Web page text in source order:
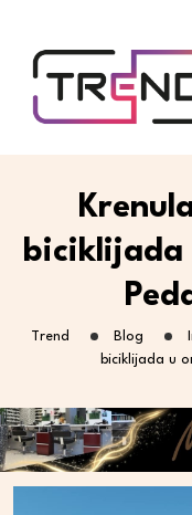
biciklijada
Trend Blog
biciklijada u